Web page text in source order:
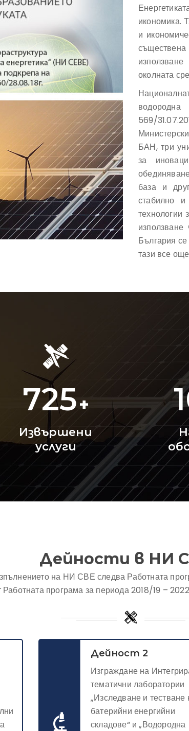
икономика.
и
околната
569/
БАН, три
за
база и
стабилно
технологии
България
тази все
725+
Извършени
услуги
Дейности в НИ
на НИ СВЕ следва Работната
Работната програма за периода 2018/19 –
Дейност 2
Изграждане на
тематични лаборатории
„Изследване и тестване
батерийни енергийни
складове“ и „Водородна